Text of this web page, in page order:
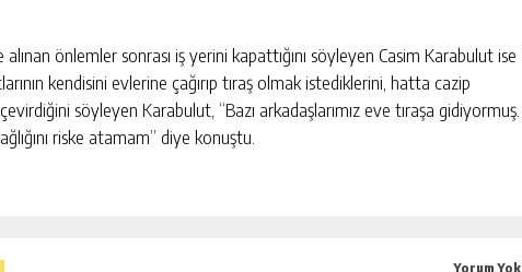
önlemler sonrası iş yerini kapattığını söyleyen Casim Karabulut ise
kendisini evlerine çağırıp tıraş olmak istediklerini, hatta cazip
söyleyen Karabulut, “Bazı arkadaşlarımız eve tıraşa gidiyormuş.
riske atamam” diye konuştu.
Yorum Yok